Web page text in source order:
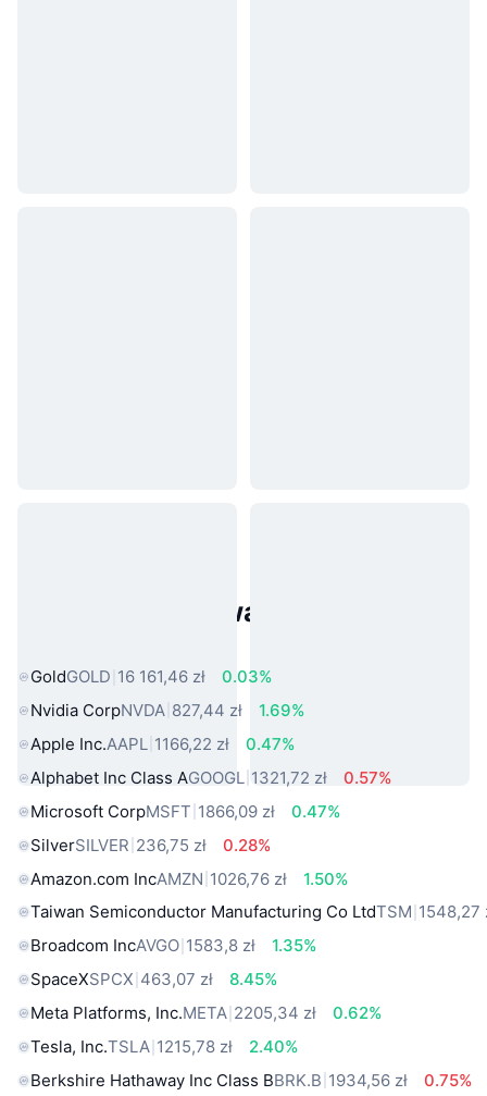
Popularne aktywa ze świata
GoldGOLD 16 161,46 zł
0.03%
Nvidia CorpNVDA 827,44 zł
1.69%
Apple Inc.AAPL 1166,22 zł
0.47%
Alphabet Inc Class AGOOGL 1321,72 zł
0.57%
Microsoft CorpMSFT 1866,09 zł
0.47%
SilverSILVER 236,75 zł
0.28%
Amazon.com IncAMZN 1026,76 zł
1.50%
Taiwan Semiconductor Manufacturing Co LtdTSM 1548,27
Broadcom IncAVGO 1583,8 zł
1.35%
SpaceXSPCX 463,07 zł
8.45%
Meta Platforms, Inc.META 2205,34 zł
0.62%
Tesla, Inc.TSLA 1215,78 zł
2.40%
Berkshire Hathaway Inc Class BBRK.B 1934,56 zł
0.75%